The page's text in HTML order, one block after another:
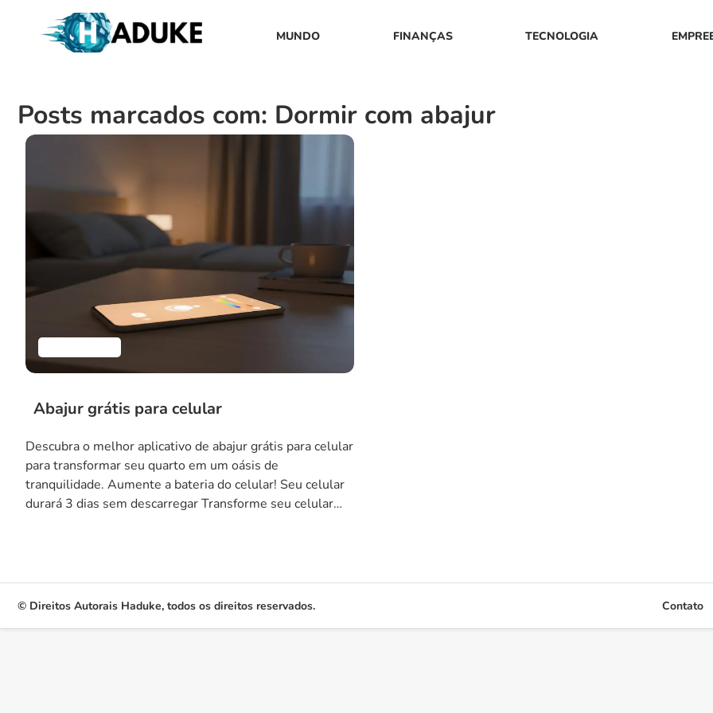
MUNDO FINANÇAS TECNOLOGIA
Posts marcados com: Dormir com abajur
Abajur grátis para celular
Descubra o melhor aplicativo de abajur grátis para celular
para transformar seu quarto em um oásis de
tranquilidade. Aumente a bateria do celular! Seu celular
durará 3 dias sem descarregar Transforme seu celular
© Direitos Autorais Haduke, todos os direitos reservados. Contato